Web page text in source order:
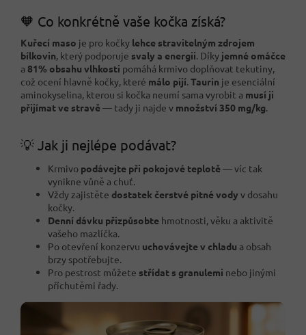
🧡 Co konkrétně vaše kočka získá?
Kuřecí maso je pro kočky lehce stravitelným zdrojem
bílkovin, který podporuje svaly a energii. Díky jemné omáčce
a 81% obsahu vlhkosti pomáhá krmivo doplňovat tekutiny,
což ocení hlavně kočky, které málo pijí.Taurin je esenciální
aminokyselina, kterou si kočka neumí sama vyrobit a musí ji
přijímat ve stravě— tady ji najde v množství 350 mg/kg.
💡 Jak ji nejlépe podávat?
Krmivo podávejte při pokojové teplotě— víc tak
vynikne vůně a chuť.
Vždy zajistěte dostatek čerstvé pitné vody v dosahu
kočky.
Denní dávku přizpůsobte hmotnosti, věku a aktivitě
vašeho mazlíčka.
Po otevření konzervu uchovávejte v chladu a obsah
brzy spotřebujte.
Pro pestrost můžete střídat s granulemi nebo jinými
příchutěmi řady.